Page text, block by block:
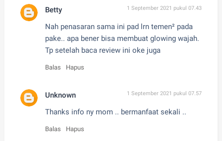
Betty 1 September 2021 pukul 07.43
Nah penasaran sama ini pad lrn temen² pada
pake.. apa bener bisa membuat glowing wajah.
Tp setelah baca review ini oke juga
Balas Hapus
Unknown 1 September 2021 pukul 07.57
Thanks info ny mom .. bermanfaat sekali ..
Balas Hapus